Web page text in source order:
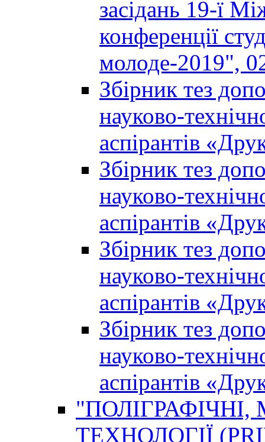
засідань 19-ї
конференції
молоде-2019",
Збірник тез
науково-
аспірантів
Збірник тез
науково-
аспірантів
Збірник тез
науково-
аспірантів
Збірник тез
науково-
аспірантів
ТЕХНОЛОГІЇ